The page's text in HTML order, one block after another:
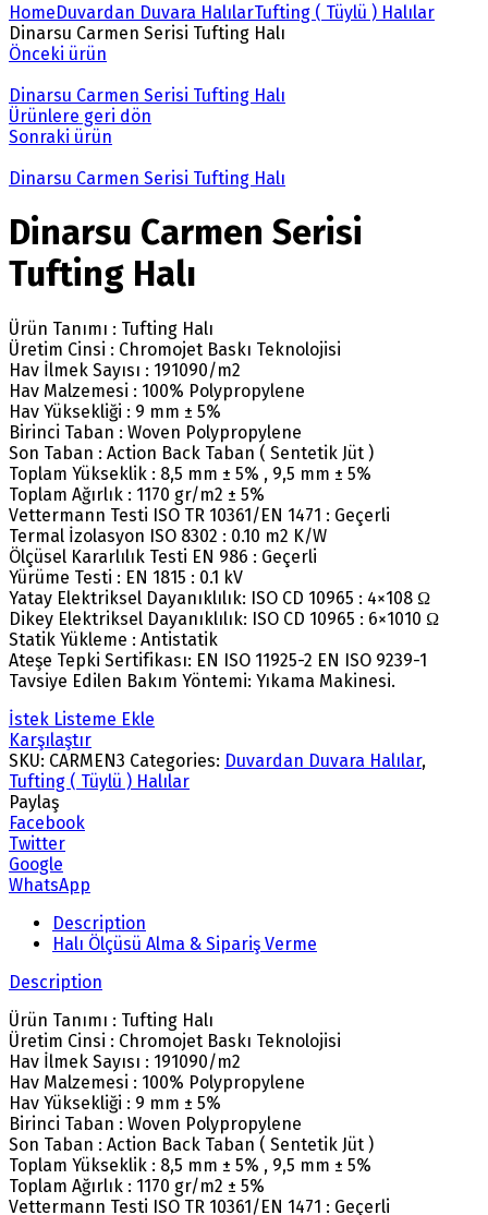
HomeDuvardan Duvara HalılarTufting ( Tüylü ) Halılar
Dinarsu Carmen Serisi Tufting Halı
Önceki ürün
Dinarsu Carmen Serisi Tufting Halı
Ürünlere geri dön
Sonraki ürün
Dinarsu Carmen Serisi Tufting Halı
Dinarsu Carmen Serisi
Tufting Halı
Ürün Tanımı : Tufting Halı
Üretim Cinsi : Chromojet Baskı Teknolojisi
Hav İlmek Sayısı : 191090/m2
Hav Malzemesi : 100% Polypropylene
Hav Yüksekliği : 9 mm ± 5%
Birinci Taban : Woven Polypropylene
Son Taban : Action Back Taban ( Sentetik Jüt )
Toplam Yükseklik : 8,5 mm ± 5% , 9,5 mm ± 5%
Toplam Ağırlık : 1170 gr/m2 ± 5%
Vettermann Testi ISO TR 10361/EN 1471 : Geçerli
Termal İzolasyon ISO 8302 : 0.10 m2 K/W
Ölçüsel Kararlılık Testi EN 986 : Geçerli
Yürüme Testi : EN 1815 : 0.1 kV
Yatay Elektriksel Dayanıklılık: ISO CD 10965 : 4×108 Ω
Dikey Elektriksel Dayanıklılık: ISO CD 10965 : 6×1010 Ω
Statik Yükleme : Antistatik
Ateşe Tepki Sertifikası: EN ISO 11925-2 EN ISO 9239-1
Tavsiye Edilen Bakım Yöntemi: Yıkama Makinesi.
İstek Listeme Ekle
Karşılaştır
SKU: CARMEN3 Categories: Duvardan Duvara Halılar,
Tufting ( Tüylü ) Halılar
Paylaş
Facebook
Twitter
Google
WhatsApp
Description
Halı Ölçüsü Alma & Sipariş Verme
Description
Ürün Tanımı : Tufting Halı
Üretim Cinsi : Chromojet Baskı Teknolojisi
Hav İlmek Sayısı : 191090/m2
Hav Malzemesi : 100% Polypropylene
Hav Yüksekliği : 9 mm ± 5%
Birinci Taban : Woven Polypropylene
Son Taban : Action Back Taban ( Sentetik Jüt )
Toplam Yükseklik : 8,5 mm ± 5% , 9,5 mm ± 5%
Toplam Ağırlık : 1170 gr/m2 ± 5%
Vettermann Testi ISO TR 10361/EN 1471 : Geçerli